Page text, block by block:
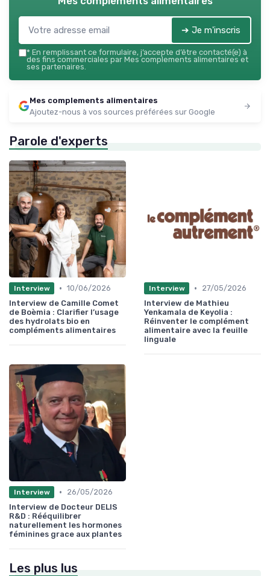
➔ Je m'inscris
* En remplissant ce formulaire, j’accepte d’être contacté(e) à
des fins commerciales par Mes complements alimentaires et
ses partenaires.
Mes complements alimentaires
Ajoutez-nous à vos sources préférées sur Google
Parole d'experts
Interview • 10/06/2026
Interview de Camille Comet
de Boèmia : Clarifier l’usage
des hydrolats bio en
compléments alimentaires
Interview •
27/05/2026
Interview de Mathieu
Yenkamala de Keyolia :
Réinventer le complément
alimentaire avec la feuille
linguale
Interview •
26/05/2026
Interview de Docteur DELIS
R&D : Rééquilibrer
naturellement les hormones
féminines grace aux plantes
Les plus lus